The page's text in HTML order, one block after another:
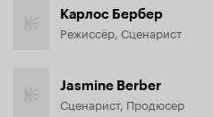
Карлос Бербер
Режиссёр, Сценарист
Jasmine Berber
Сценарист, Продюсер